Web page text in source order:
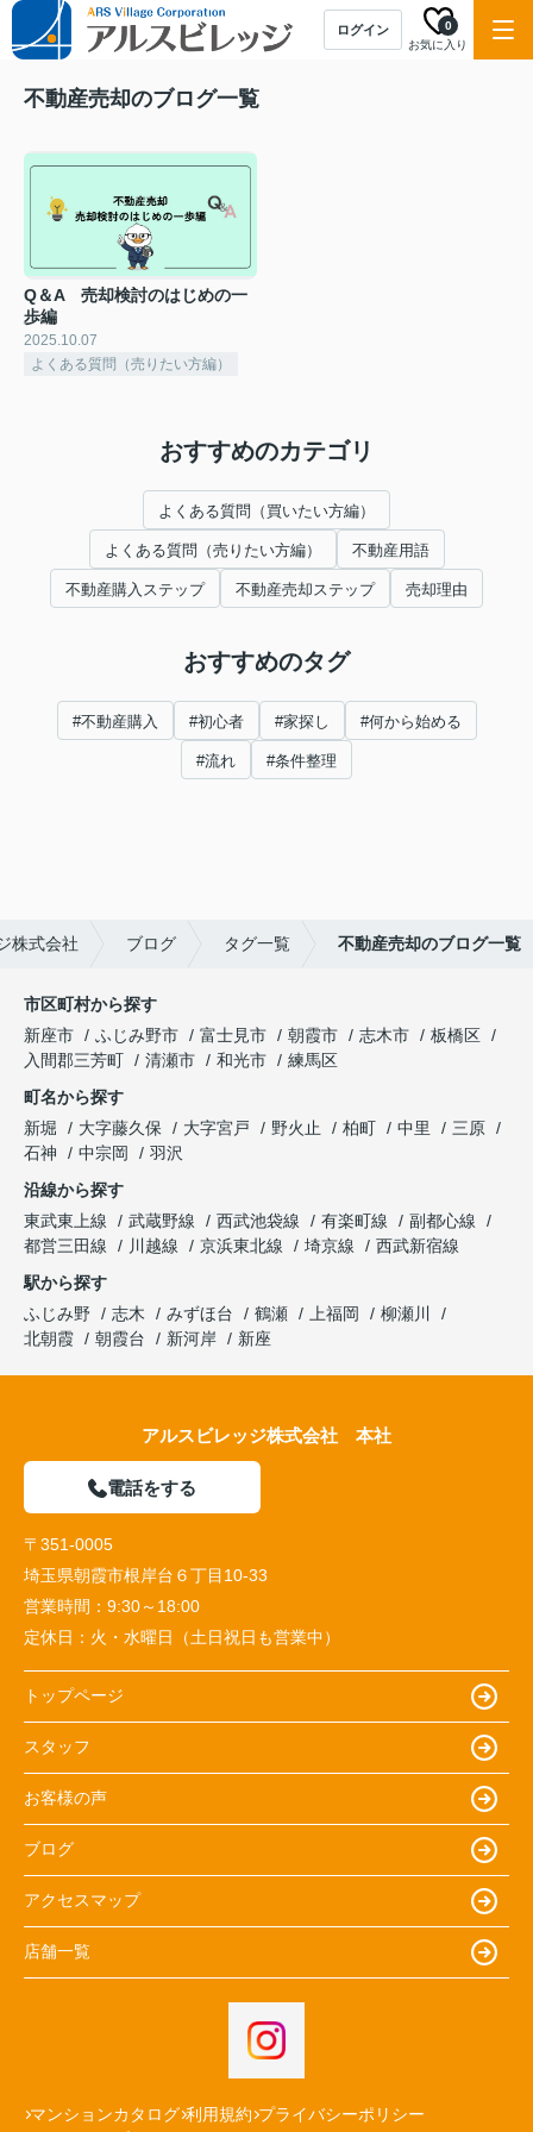
ログイン
お気に入り
0
不動産売却のブログ一覧
Q＆A 売却検討のはじめの一
歩編
2025.10.07
よくある質問（売りたい方編）
おすすめのカテゴリ
よくある質問（買いたい方編）
よくある質問（売りたい方編） 不動産用語
不動産購入ステップ 不動産売却ステップ 売却理由
おすすめのタグ
#不動産購入 #初心者 #家探し #何から始める
#流れ #条件整理
株式会社 ブログ タグ一覧 不動産売却のブログ一覧
市区町村から探す
新座市
ふじみ野市 富士見市 朝霞市 志木市
板橋区
入間郡三芳町
清瀬市 和光市
練馬区
町名から探す
新堀
大字藤久保 大字宮戸 野火止 柏町 中里
三原
石神
中宗岡
羽沢
沿線から探す
東武東上線
武蔵野線 西武池袋線 有楽町線
副都心線
都営三田線
川越線 京浜東北線 埼京線
西武新宿線
駅から探す
ふじみ野
志木 みずほ台 鶴瀬 上福岡
柳瀬川
北朝霞
朝霞台 新河岸 新座
アルスビレッジ株式会社 本社
電話をする
〒351-0005
埼玉県朝霞市根岸台６丁目10-33
営業時間： 9:30～18:00
定休日： 火・水曜日（土日祝日も営業中）
トップページ
スタッフ
お客様の声
ブログ
アクセスマップ
店舗一覧
マンションカタログ 利用規約 プライバシーポリシー